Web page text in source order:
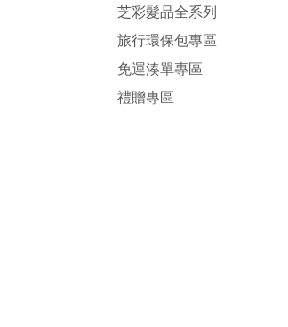
芝彩髮品全系列
旅行環保包專區
免運湊單專區
禮贈專區